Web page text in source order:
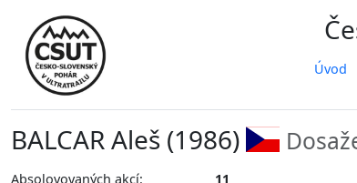
Úvod
BALCAR Aleš (1986)
Absolovovaných akcí: 11